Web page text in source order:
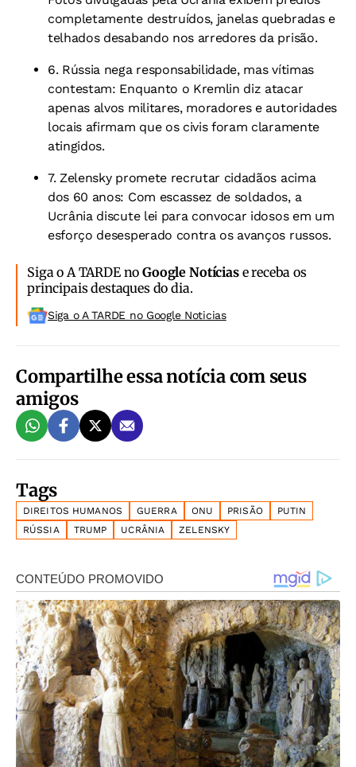
completamente destruídos, janelas quebradas e
telhados desabando nos arredores da prisão.
6. Rússia nega responsabilidade, mas vítimas
contestam: Enquanto o Kremlin diz atacar
apenas alvos militares, moradores e autoridades
locais afirmam que os civis foram claramente
atingidos.
7. Zelensky promete recrutar cidadãos acima
dos 60 anos: Com escassez de soldados, a
Ucrânia discute lei para convocar idosos em um
esforço desesperado contra os avanços russos.
Siga o A TARDE noGoogle Notíciase receba os
principais destaques do dia.
Siga o A TARDE no Google Noticias
Compartilhe essa notícia com seus
amigos
Tags
DIREITOS HUMANOS GUERRA ONU PRISÃO
PUTIN
RÚSSIA
TRUMP UCRÂNIA ZELENSKY